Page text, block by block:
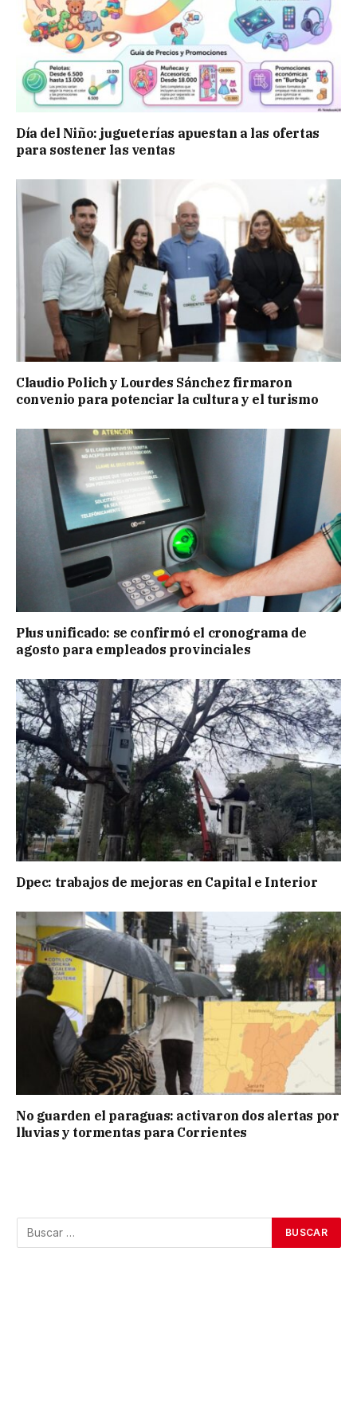
Día del Niño: jugueterías apuestan a las ofertas
para sostener las ventas
Claudio Polich y Lourdes Sánchez firmaron
convenio para potenciar la cultura y el turismo
Plus unificado: se confirmó el cronograma de
agosto para empleados provinciales
Dpec: trabajos de mejoras en Capital e Interior
No guarden el paraguas: activaron dos alertas por
lluvias y tormentas para Corrientes